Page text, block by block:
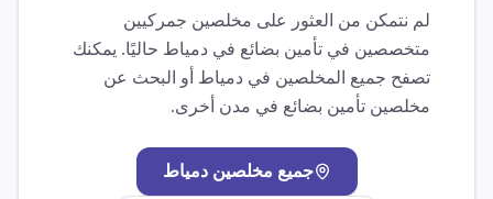
لم نتمكن من العثور على مخلصين جمركيين
متخصصين في تأمين بضائع في دمياط حاليًا. يمكنك
تصفح جميع المخلصين في دمياط أو البحث عن
مخلصين تأمين بضائع في مدن أخرى.
جميع مخلصيندمياط